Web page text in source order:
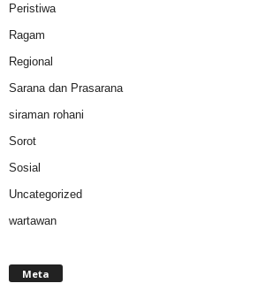
Peristiwa
Ragam
Regional
Sarana dan Prasarana
siraman rohani
Sorot
Sosial
Uncategorized
wartawan
Meta